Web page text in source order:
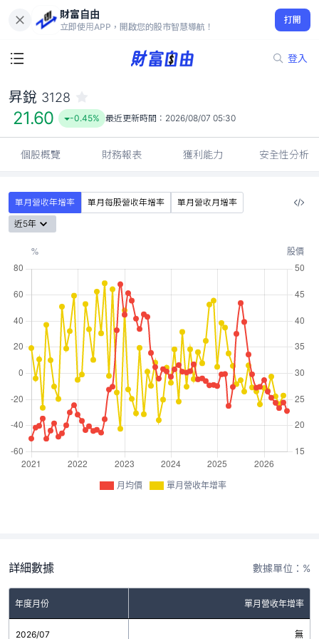
財富自由
立即使用APP，開啟您的股市智慧導航！
打開
登入
21.60
-0.45%
昇銳 3128
21.60 -0.45% 最近更新時間： 2026/08/07 05:30
個股概覽 財務報表 獲利能力 安全性分析
單月營收年增率 單月每股營收年增率
單月營收月增率
近5年
月均價 單月營收年增率
詳細數據 數據單位：%
年度月份 單月營收年增率
2026/07 無